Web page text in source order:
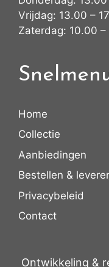
Vrijdag: 13.00 –
Zaterdag: 10.00 –
Home
Collectie
Aanbiedingen
Bestellen &
Privacybeleid
Contact
Ontwikkeling &